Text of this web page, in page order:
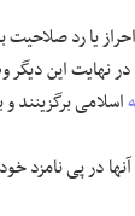
نهایت این
اسلامی برگزینند
در پی نامزد